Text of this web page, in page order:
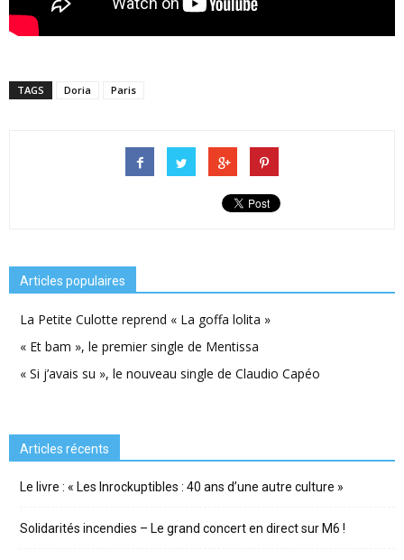
TAGS Doria Paris
Articles populaires
La Petite Culotte reprend « La goffa lolita »
« Et bam », le premier single de Mentissa
« Si j’avais su », le nouveau single de Claudio Capéo
Articles récents
Le livre : « Les Inrockuptibles : 40 ans d’une autre culture »
Solidarités incendies – Le grand concert en direct sur M6 !